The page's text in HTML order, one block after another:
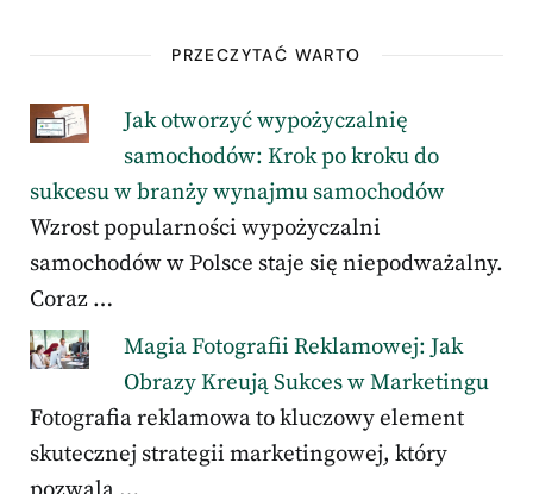
PRZECZYTAĆ WARTO
Jak otworzyć wypożyczalnię
samochodów: Krok po kroku do
sukcesu w branży wynajmu samochodów
Wzrost popularności wypożyczalni
samochodów w Polsce staje się niepodważalny.
Coraz …
Magia Fotografii Reklamowej: Jak
Obrazy Kreują Sukces w Marketingu
Fotografia reklamowa to kluczowy element
skutecznej strategii marketingowej, który